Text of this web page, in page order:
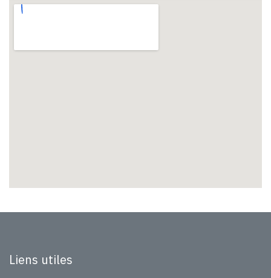
Liens utiles